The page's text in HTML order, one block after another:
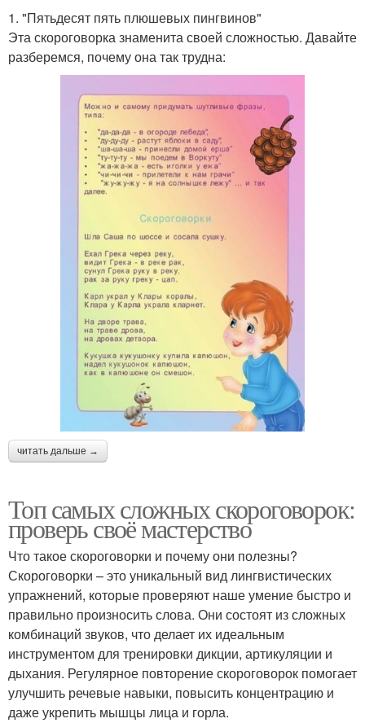
1. "Пятьдесят пять плюшевых пингвинов"
Эта скороговорка знаменита своей сложностью. Давайте
разберемся, почему она так трудна:
читать дальше →
Топ самых сложных скороговорок:
проверь своё мастерство
Что такое скороговорки и почему они полезны?
Скороговорки – это уникальный вид лингвистических
упражнений, которые проверяют наше умение быстро и
правильно произносить слова. Они состоят из сложных
комбинаций звуков, что делает их идеальным
инструментом для тренировки дикции, артикуляции и
дыхания. Регулярное повторение скороговорок помогает
улучшить речевые навыки, повысить концентрацию и
даже укрепить мышцы лица и горла.